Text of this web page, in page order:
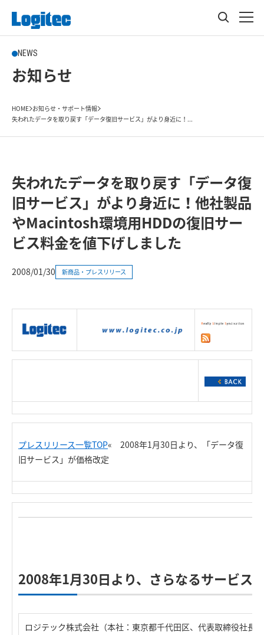
NEWS
お知らせ
HOME お知らせ・サポート情報
失われたデータを取り戻す「データ復旧サービス」がより身近に！...
失われたデータを取り戻す「データ復
旧サービス」がより身近に！他社製品
やMacintosh環境用HDDの復旧サー
ビス料金を値下げしました
2008/01/30 新商品・プレスリリース
プレスリリース一覧TOP« 2008年1月30日より、「データ復
旧サービス」が価格改定
2008年1月30日より、さらなるサービス
ロジテック株式会社（本社：東京都千代田区、代表取締役社長